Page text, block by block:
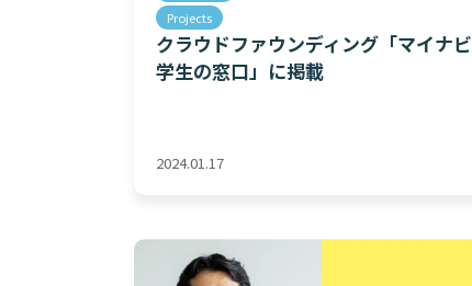
Projects
クラウドファウンディング「マイナビ
学生の窓口」に掲載
2024.01.17